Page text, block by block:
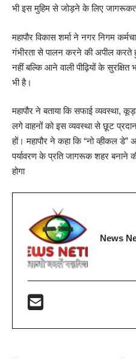
भी इस मुहिम से जोड़ने के लिए
महापौर विकास शर्मा ने नगर निगम
गंभीरता से पालन करने की अपील करते
नहीं बल्कि आने वाली पीढ़ियों के सुरक्षित
भी है।
महापौर ने बताया कि सफाई व्यवस्था,
लगे वाहनों को इस व्यवस्था से छूट
हों। महापौर ने कहा कि “नो व्हीकल
पर्यावरण के प्रति जागरूक शहर बनाने
होगा
News